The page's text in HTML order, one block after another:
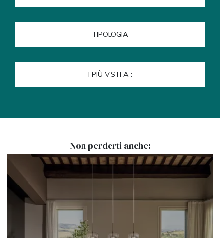
TIPOLOGIA
I PIÙ VISTI A :
Non perderti anche: